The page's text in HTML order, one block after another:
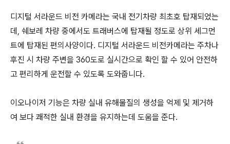
디지털 서라운드 비전 카메라는 국내 전기차량 최초호 탑재되었는
데, 쉐보레 차량 중에서도 트래버스에 탑재될 정도로 상위 세그먼
트에 탑재된 편의사양이다. 디지털 서라운드 비전카메라는 주차나
후진 시 차량 주변을 360도로 실시간으로 확인 할 수 있어 안전하
고 편리하게 운전할 수 있도록 도와줍니다.
이오나이저 기능은 차량 실내 유해물질의 생성을 억제 및 제거하
여 보다 쾌적한 실내 환경을 유지하는데 도움을 준다.